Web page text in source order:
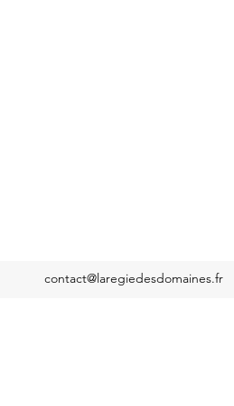
contact@laregiedesdomaines.fr